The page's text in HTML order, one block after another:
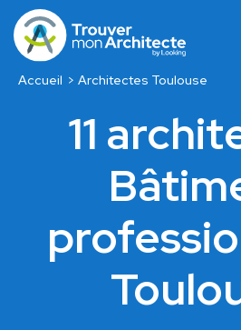
Accueil Architectes Toulouse
11